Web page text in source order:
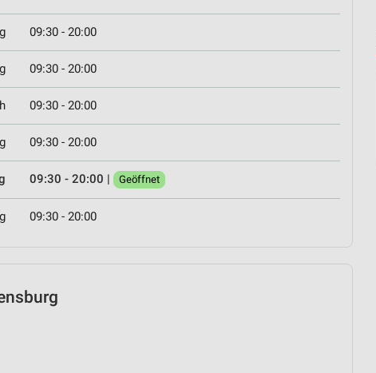
09:30 - 20:00
09:30 - 20:00
09:30 - 20:00
09:30 - 20:00
09:30 - 20:00 | Geöffnet
09:30 - 20:00